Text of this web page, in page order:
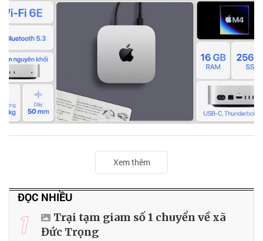
Xem thêm
ĐỌC NHIỀU
1
Trại tạm giam số 1 chuyển về xã
Đức Trọng